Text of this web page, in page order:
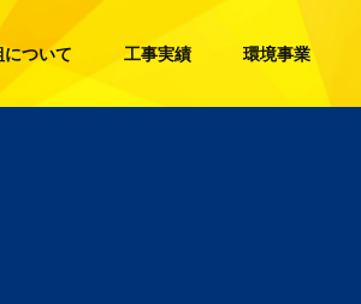
ついて 工事実績 環境事業